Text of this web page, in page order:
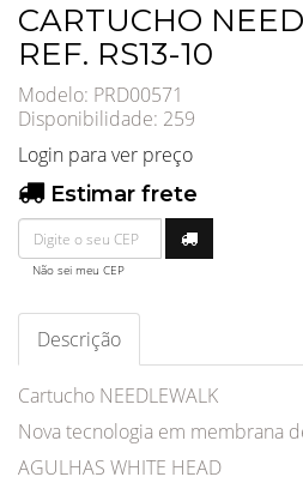
CARTUCHO
REF. RS13-10
Modelo: PRD00571
Disponibilidade: 259
Login para ver preço
Estimar frete
Não sei meu CEP
Descrição
Cartucho NEEDLEWALK
Nova tecnologia em membrana
AGULHAS WHITE HEAD